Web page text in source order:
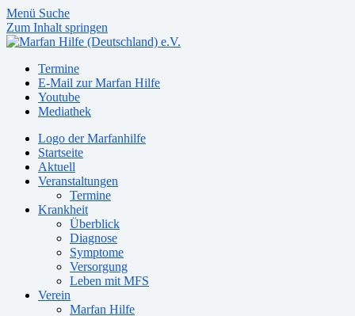
Menü Suche
Zum Inhalt springen
Termine
E-Mail zur Marfan Hilfe
Youtube
Mediathek
Logo der Marfanhilfe
Startseite
Aktuell
Veranstaltungen
Termine
Krankheit
Überblick
Diagnose
Symptome
Versorgung
Leben mit MFS
Verein
Marfan Hilfe